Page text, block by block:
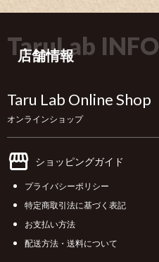
TaruLab INFO
店舗情報
Taru Lab Online Shop
オンラインショップ
ショッピングガイド
プライバシーポリシー
特定商取引法に基づく表記
お支払い方法
配送方法・送料について